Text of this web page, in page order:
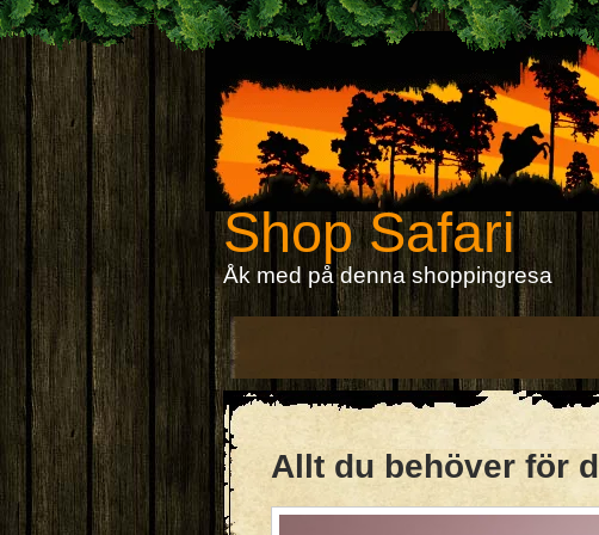
Shop Safari
Åk med på denna shoppingresa
Allt du behöver för